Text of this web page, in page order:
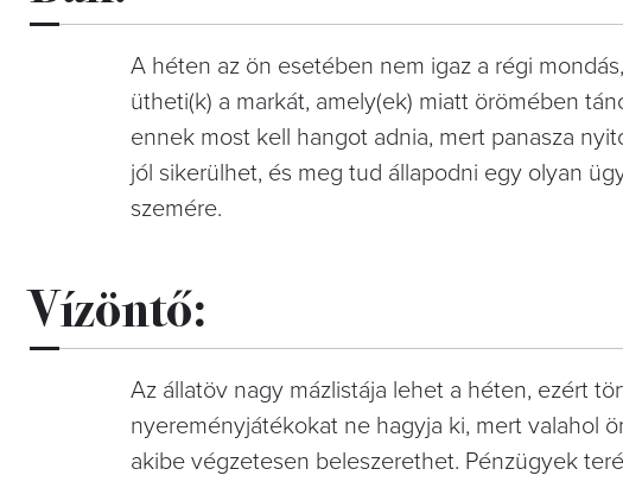
A héten az ön esetében nem igaz a régi
ütheti(k) a markát, amely(ek) miatt örömében
ennek most kell hangot adnia, mert panasza
jól sikerülhet, és meg tud állapodni egy olyan
szemére.
Vízöntő:
Az állatöv nagy mázlistája lehet a héten, ezért
nyereményjátékokat ne hagyja ki, mert valahol
akibe végzetesen beleszerethet. Pénzügyek